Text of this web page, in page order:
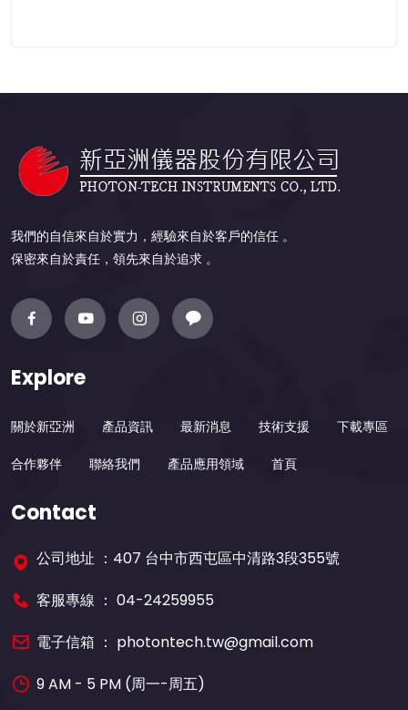
我們的自信來自於實力，經驗來自於客戶的信任 。
保密來自於責任，領先來自於追求 。
Explore
關於新亞洲 產品資訊 最新消息 技術支援 下載專區
合作夥伴 聯絡我們 產品應用領域 首頁
Contact
公司地址 ：407 台中市西屯區中清路3段355號
客服專線 ： 04-24259955
電子信箱 ： photontech.tw@gmail.com
9 AM - 5 PM (周一-周五)